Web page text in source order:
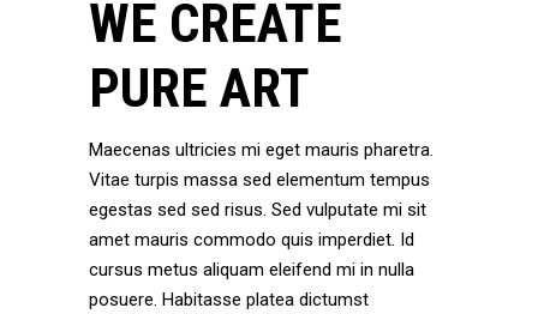
WE CREATE
PURE ART
Maecenas ultricies mi eget mauris pharetra.
Vitae turpis massa sed elementum tempus
egestas sed sed risus. Sed vulputate mi sit
amet mauris commodo quis imperdiet. Id
cursus metus aliquam eleifend mi in nulla
posuere. Habitasse platea dictumst